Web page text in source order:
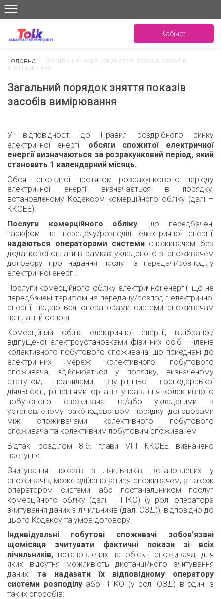
Кабінет
Головна / Загальний порядок зняття показів засобів
вимірювання
Загальний порядок зняття показів
засобів вимірювання
У відповідності до Правил роздрібного ринку
електричної енергії обсяги спожитої електричної
енергії визначаються за розрахунковий період, який
становить 1 календарний місяць.
Обсяг спожитої протягом розрахункового періоду
електричної енергії визначається в порядку,
встановленому Кодексом комерційного обліку (далі –
ККОЕЕ).
Послуги комерційного обліку, що передбачені
тарифом на передачу/розподіл електричної енергії,
надаються операторами системиспоживачам без
додаткової оплати в рамках укладеного зі споживачем
договору про надання послуг з передачі/розподілу
електричної енергії.
Послуги комерційного обліку електричної енергії, що не
передбачені тарифом на передачу/розподіл електричної
енергії, надаються операторами системи споживачам
на платній основі.
Комерційний облік електричної енергії, відібраної/
відпущеної електроустановками фізичних осіб - членів
колективного побутового споживача, що приєднані до
електричних мереж колективного побутового
споживача, здійснюється у порядку, визначеному
статутом, правилами внутрішньої господарської
діяльності, рішеннями органів управління колективного
побутового споживача та/або укладеними в
установленому законодавством порядку договорами
між споживачами колективного побутового
споживача та колективним побутовим споживачем
Відтак, розділом 8.6. глави VIII ККОЕЕ визначено
наступне:
Зчитування показів з лічильників, встановлених у
споживачів, може здійснюватися споживачем, а також
оператором системи або постачальником послуг
комерційного обліку (далі - ППКО) (у ролі оператора
зчитування даних з лічильників (далі-ОЗД)), відповідно до
цього Кодексу та умов договору.
Індивідуальні побутові споживачі зобов'язані
щомісяця зчитувати фактичні покази зі всіх
лічильників, встановлених на об'єкті споживача, для
яких відсутня можливість дистанційного зчитування
даних, та надавати їх відповідному оператору
системи розподілуабо ППКО (у ролі ОЗД) в один із
таких способів: